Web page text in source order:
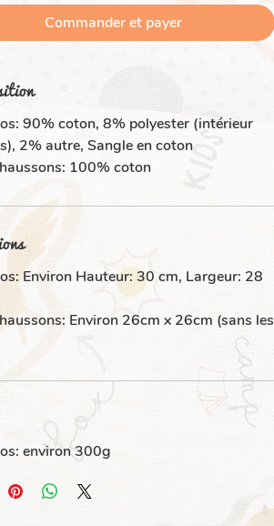
Commander et payer
90% coton, 8% polyester (intérieur
2% autre, Sangle en coton
100% coton
Environ Hauteur: 30 cm, Largeur: 28
Environ 26cm x 26cm (sans les
environ 300g